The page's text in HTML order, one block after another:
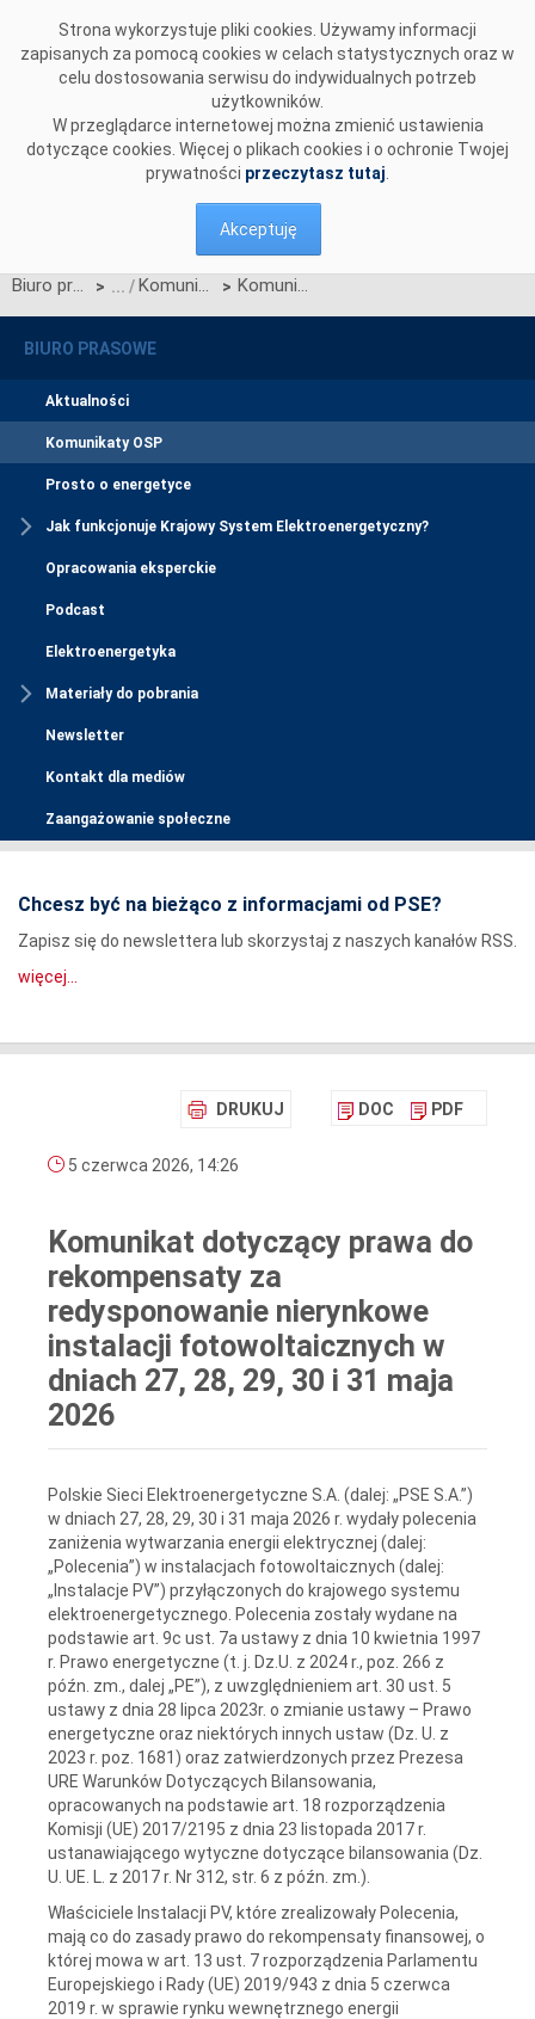
Strona wykorzystuje pliki cookies. Używamy informacji
zapisanych za pomocą cookies w celach statystycznych oraz w
celu dostosowania serwisu do indywidualnych potrzeb
użytkowników.
W przeglądarce internetowej można zmienić ustawienia
dotyczące cookies. Więcej o plikach cookies i o ochronie Twojej
prywatności przeczytasz tutaj
Akceptuję
Biuro prasowe > Komunikaty OSP > Komunikat dotyczący prawa do rekompensaty za redysponowanie nierynkowe instalacji fotowoltaicznych w dniach 27, 28, 29, 30 i 31 maja 2026
BIURO PRASOWE
Aktualności
Komunikaty OSP
Prosto o energetyce
Jak funkcjonuje Krajowy System Elektroenergetyczny?
Opracowania eksperckie
Podcast
Elektroenergetyka
Materiały do pobrania
Newsletter
Kontakt dla mediów
Zaangażowanie społeczne
Chcesz być na bieżąco z informacjami od PSE?
Zapisz się do newslettera lub skorzystaj z naszych kanałów RSS.
więcej...
DRUKUJ DOC PDF
5 czerwca 2026, 14:26
Komunikat dotyczący prawa do
rekompensaty za
redysponowanie nierynkowe
instalacji fotowoltaicznych w
dniach 27, 28, 29, 30 i 31 maja
2026
Polskie Sieci Elektroenergetyczne S.A. (dalej: „PSE S.A.”)
w dniach 27, 28, 29, 30 i 31 maja 2026 r. wydały polecenia
zaniżenia wytwarzania energii elektrycznej (dalej:
„Polecenia”) w instalacjach fotowoltaicznych (dalej:
„Instalacje PV”) przyłączonych do krajowego systemu
elektroenergetycznego. Polecenia zostały wydane na
podstawie art. 9c ust. 7a ustawy z dnia 10 kwietnia 1997
r. Prawo energetyczne (t. j. Dz.U. z 2024 r., poz. 266 z
późn. zm., dalej „PE”), z uwzględnieniem art. 30 ust. 5
ustawy z dnia 28 lipca 2023r. o zmianie ustawy – Prawo
energetyczne oraz niektórych innych ustaw (Dz. U. z
2023 r. poz. 1681) oraz zatwierdzonych przez Prezesa
URE Warunków Dotyczących Bilansowania,
opracowanych na podstawie art. 18 rozporządzenia
Komisji (UE) 2017/2195 z dnia 23 listopada 2017 r.
ustanawiającego wytyczne dotyczące bilansowania (Dz.
U. UE. L. z 2017 r. Nr 312, str. 6 z późn. zm.).
Właściciele Instalacji PV, które zrealizowały Polecenia,
mają co do zasady prawo do rekompensaty finansowej, o
której mowa w art. 13 ust. 7 rozporządzenia Parlamentu
Europejskiego i Rady (UE) 2019/943 z dnia 5 czerwca
2019 r. w sprawie rynku wewnętrznego energii